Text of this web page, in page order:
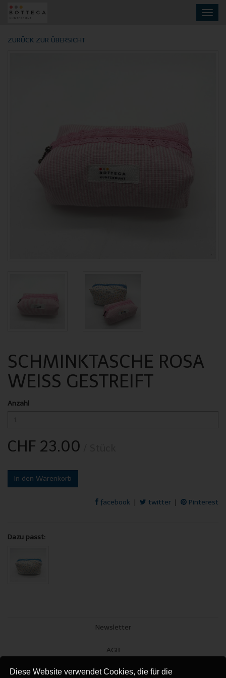
Diese Website verwendet Cookies, die für die
Skip
content
ZURÜCK ZUR ÜBERSICHT
SCHMINKTASCHE ROSA
WEISS GESTREIFT
Anzahl
CHF 23.00
In den Warenkorb
facebook | twitter | Pinterest
Dazu passt:
Newsletter
AGB
Impressum